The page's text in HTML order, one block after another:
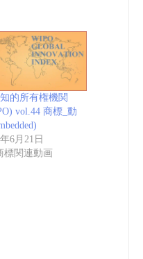
的所有権機関
vol.44 商標_動
6月21日
標関連動画